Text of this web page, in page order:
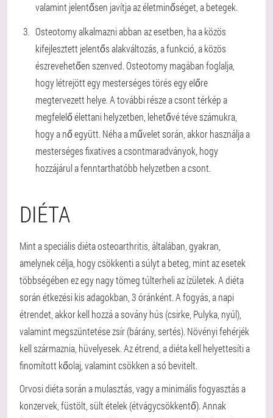
valamint jelentősen javítja az életminőséget, a betegek.
Osteotomy alkalmazni abban az esetben, ha a közös
kifejlesztett jelentős alakváltozás, a funkció, a közös
észrevehetően szenved. Osteotomy magában foglalja,
hogy létrejött egy mesterséges törés egy előre
megtervezett helye. A további része a csont térkép a
megfelelő élettani helyzetben, lehetővé téve számukra,
hogy a nő együtt. Néha a művelet során, akkor használja a
mesterséges fixatives a csontmaradványok, hogy
hozzájárul a fenntarthatóbb helyzetben a csont.
DIÉTA
Mint a speciális diéta osteoarthritis, általában, gyakran,
amelynek célja, hogy csökkenti a súlyt a beteg, mint az esetek
többségében ez egy nagy tömeg túlterheli az ízületek. A diéta
során étkezési kis adagokban, 3 óránként. A fogyás, a napi
étrendet, akkor kell hozzá a sovány hús (csirke, Pulyka, nyúl),
valamint megszüntetése zsír (bárány, sertés). Növényi fehérjék
kell származnia, hüvelyesek. Az étrend, a diéta kell helyettesíti a
finomított kőolaj, valamint csökken a só bevitelt.
Orvosi diéta során a mulasztás, vagy a minimális fogyasztás a
konzervek, füstölt, sült ételek (étvágycsökkentő). Annak